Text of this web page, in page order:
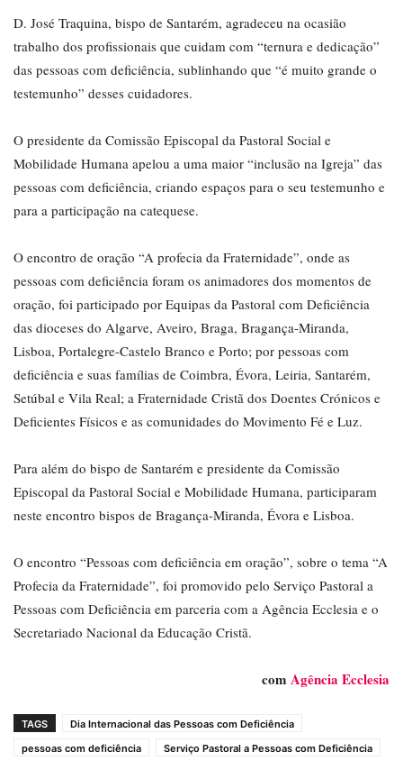
D. José Traquina, bispo de Santarém, agradeceu na ocasião
trabalho dos profissionais que cuidam com “ternura e dedicação”
das pessoas com deficiência, sublinhando que “é muito grande o
testemunho” desses cuidadores.
O presidente da Comissão Episcopal da Pastoral Social e
Mobilidade Humana apelou a uma maior “inclusão na Igreja” das
pessoas com deficiência, criando espaços para o seu testemunho e
para a participação na catequese.
O encontro de oração “A profecia da Fraternidade”, onde as
pessoas com deficiência foram os animadores dos momentos de
oração, foi participado por Equipas da Pastoral com Deficiência
das dioceses do Algarve, Aveiro, Braga, Bragança-Miranda,
Lisboa, Portalegre-Castelo Branco e Porto; por pessoas com
deficiência e suas famílias de Coimbra, Évora, Leiria, Santarém,
Setúbal e Vila Real; a Fraternidade Cristã dos Doentes Crónicos e
Deficientes Físicos e as comunidades do Movimento Fé e Luz.
Para além do bispo de Santarém e presidente da Comissão
Episcopal da Pastoral Social e Mobilidade Humana, participaram
neste encontro bispos de Bragança-Miranda, Évora e Lisboa.
O encontro “Pessoas com deficiência em oração”, sobre o tema “A
Profecia da Fraternidade”, foi promovido pelo Serviço Pastoral a
Pessoas com Deficiência em parceria com a Agência Ecclesia e o
Secretariado Nacional da Educação Cristã.
com Agência Ecclesia
TAGS
Dia Internacional das Pessoas com Deficiência
pessoas com deficiência
Serviço Pastoral a Pessoas com Deficiência